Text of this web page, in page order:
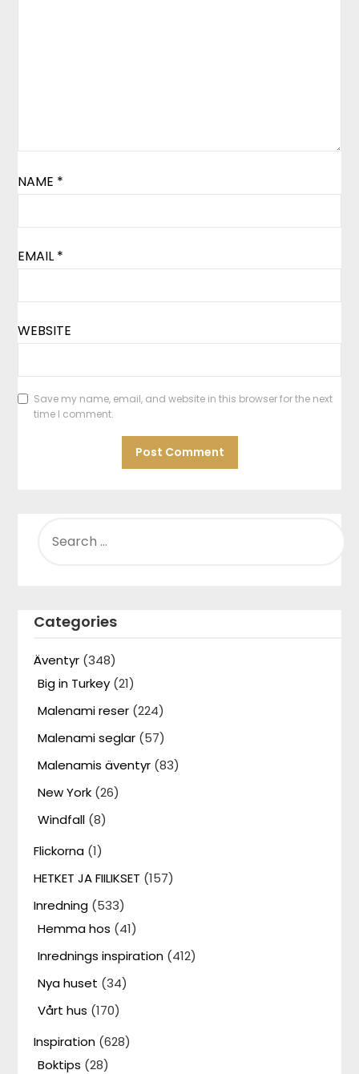
NAME *
EMAIL *
WEBSITE
Save my name, email, and website in this browser for the next
time I comment.
FOR:
Categories
Äventyr (348)
Big in Turkey (21)
Malenami reser (224)
Malenami seglar (57)
Malenamis äventyr (83)
New York (26)
Windfall (8)
Flickorna (1)
HETKET JA FIILIKSET (157)
Inredning (533)
Hemma hos (41)
Inrednings inspiration (412)
Nya huset (34)
Vårt hus (170)
Inspiration (628)
Boktips (28)